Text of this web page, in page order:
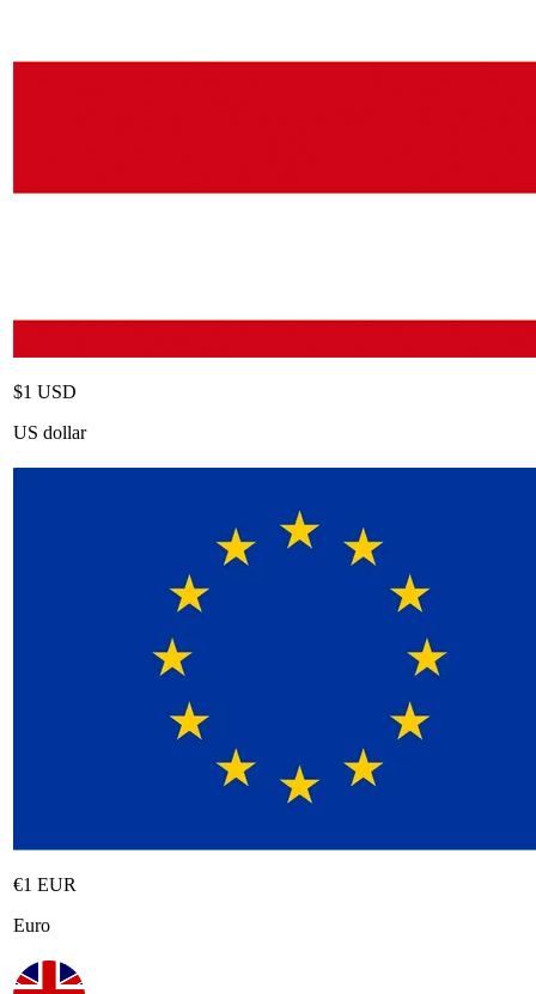
$1 USD
US dollar
€1 EUR
Euro